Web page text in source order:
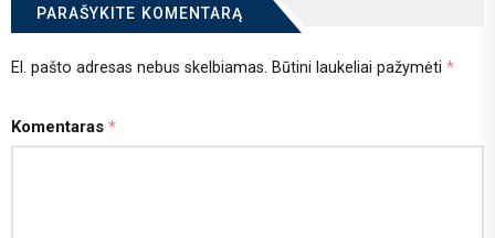
PARAŠYKITE KOMENTARĄ
El. pašto adresas nebus skelbiamas. Būtini laukeliai pažymėti *
Komentaras *